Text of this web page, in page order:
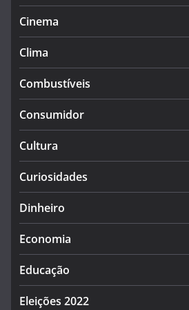
Cinema
Clima
Combustíveis
Consumidor
Cultura
Curiosidades
Dinheiro
Economia
Educação
Eleições 2022